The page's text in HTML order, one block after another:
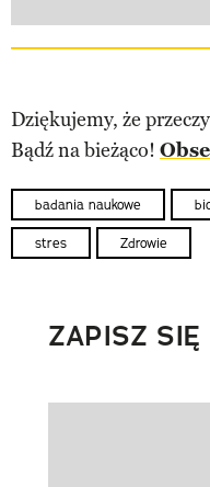
Dziękujemy, że
Bądź na bieżąco!
badania naukowe
stres Zdrowie
ZAPISZ SIĘ